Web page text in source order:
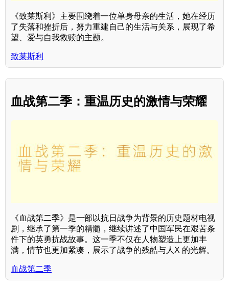
《致莱斯利》主要围绕着一位单身母亲的生活，她在经历
了失落和挫折后，努力重建自己的生活与关系，展现了希
望、爱与自我救赎的主题。
致莱斯利
血战第二季：重温历史的激情与荣耀
《血战第二季》是一部以抗日战争为背景的历史题材电视
剧，继承了第一季的精髓，继续讲述了中国军民在艰苦条
件下的英勇抗战故事。这一季不仅在人物塑造上更加丰
满，情节也更加紧凑，展示了战争的残酷与人X 的光辉。
血战第二季